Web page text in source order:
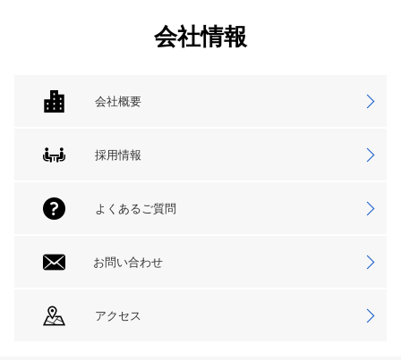
会社情報
会社概要
採用情報
よくあるご質問
お問い合わせ
アクセス